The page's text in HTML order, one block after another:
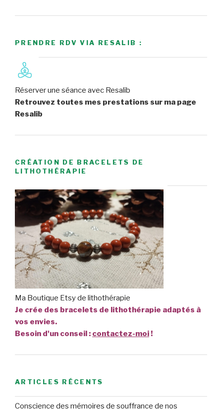
PRENDRE RDV VIA RESALIB :
Réserver une séance avec Resalib
Retrouvez toutes mes prestations sur ma page
Resalib
CRÉATION DE BRACELETS DE
LITHOTHÉRAPIE
Ma Boutique Etsy de lithothérapie
Je crée des bracelets de lithothérapie adaptés à
vos envies.
Besoin d'un conseil : contactez-moi!
ARTICLES RÉCENTS
Conscience des mémoires de souffrance de nos